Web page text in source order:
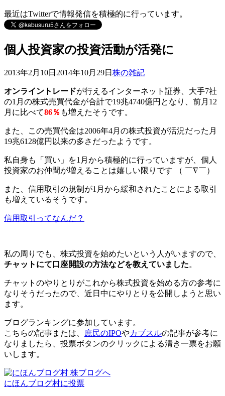
最近はTwitterで情報発信を積極的に行っています。
個人投資家の投資活動が活発に
2013年2月10日 2014年10月29日 株の雑記
オンライントレードが行えるインターネット証券、大手7社
の1月の株式売買代金が合計で19兆4740億円となり、前月12
月に比べて86％ も増えたそうです。
また、この売買代金は2006年4月の株式投資が活況だった月
19兆6128億円以来の多さだったようです。
私自身も「買い」を1月から積極的に行っていますが、個人
投資家のお仲間が増えることは嬉しい限りです （ ￣∇￣）
また、信用取引の規制が1月から緩和されたことによる取引
も増えているそうです。
信用取引ってなんだ？
私の周りでも、株式投資を始めたいという人がいますので、
チャットにて口座開設の方法などを教えていました。
チャットのやりとりがこれから株式投資を始める方の参考に
なりそうだったので、近日中にやりとりを公開しようと思い
ます。
ブログランキングに参加しています。
こちらの記事または、
庶民のIPOやカブスルの記事が参考に
なりましたら、投票ボタンのクリックによる清き一票をお願
いします。
にほんブログ村に投票